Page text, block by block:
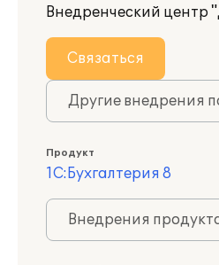
Внедренческий центр
Связаться
Другие внедрения
Продукт
1С:Бухгалтерия 8
Внедрения